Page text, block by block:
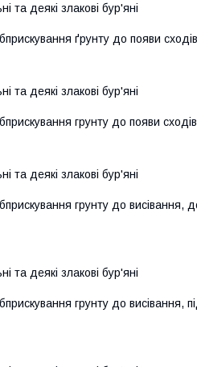
та деякі злакові бур'яні
ґрунту до появи
та деякі злакові бур'яні
грунту до появи
та деякі злакові бур'яні
грунту до висівання,
та деякі злакові бур'яні
грунту до висівання,